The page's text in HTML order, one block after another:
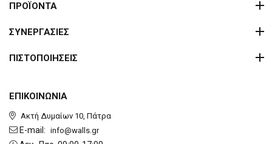
ΕΠΙΚΟΙΝΩΝΙΑ
Ακτή Δυμαίων 10, Πάτρα
E-mail: info@walls.gr
ΠΡΟΪΟΝΤΑ
ΣΥΝΕΡΓΑΣΙΕΣ
ΠΙΣΤΟΠΟΙΗΣΕΙΣ